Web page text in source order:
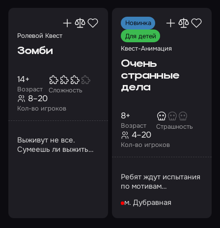
Ролевой Квест
Зомби
Возраст
14+
Сложность
Кол-во игроков
8–20
Выживут не все.
Сумеешь ли выжить
Новинка
Для детей
Квест-Анимация
Очень
странные
дела
Возраст
8+
Страшность
Кол-во игроков
4–20
Ребят ждут испытания
по мотивам
сериала
м. Дубравная